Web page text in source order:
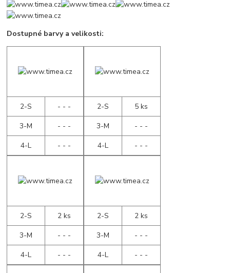
Dostupné barvy a velikosti:
2-S
- - -
3-M
- - -
4-L
- - -
2-S
5 ks
3-M
- - -
4-L
- - -
2-S
2 ks
3-M
- - -
4-L
- - -
2-S
2 ks
3-M
- - -
4-L
- - -